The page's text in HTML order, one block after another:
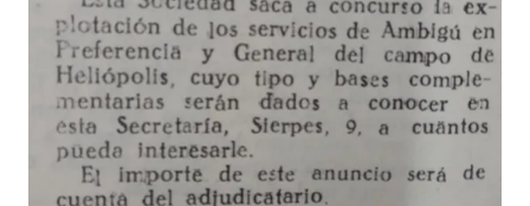
ILUMINACIÓN
NOCTURNA
DE
HELIÓPOLIS.